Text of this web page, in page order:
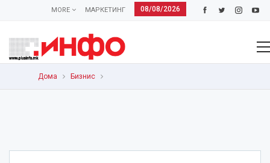
08/08/2026
МАРКЕТИНГ
MORE
Дома Бизнис